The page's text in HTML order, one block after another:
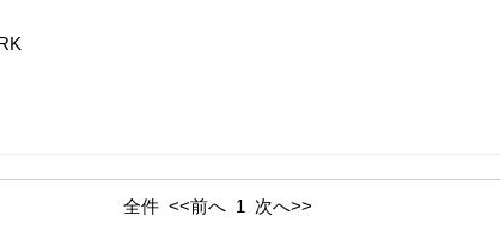
全件 <<前へ 1 次へ>>